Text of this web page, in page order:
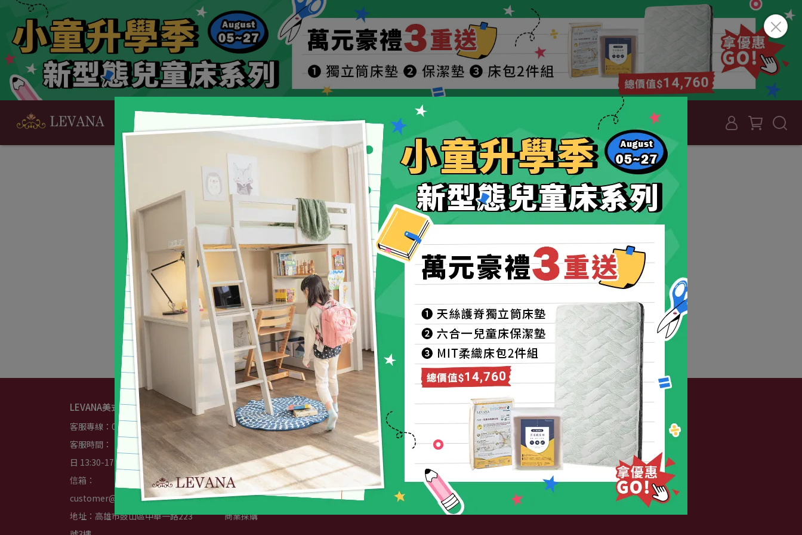
Kids 新型態兒童傢俱 限時優惠 認識 LEVANA
好評推薦
選購支援
全台門市
LEVANA美式嬰童傢俱
客服專線：07-5228656
客服時間：                                         平
日 13:30-17:30｜週末公休
信箱：
customer@levana.com.tw
地址：高雄市鼓山區中華一路223
About us
品牌故事
發展沿革
隱私政策
服務條款
我的帳戶
商業採購
售後服務
成長煥新計畫2.0
買貴退差價
保固條款
退換貨政策
聯繫客服